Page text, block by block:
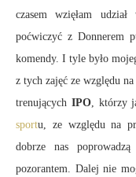
czasem wzięłam
poćwiczyć z Donnerem
komendy. I tyle było
z tych zajęć ze względu
trenujących IPO, którzy
sportu, ze względu na
dobrze nas
pozorantem. Dalej nie